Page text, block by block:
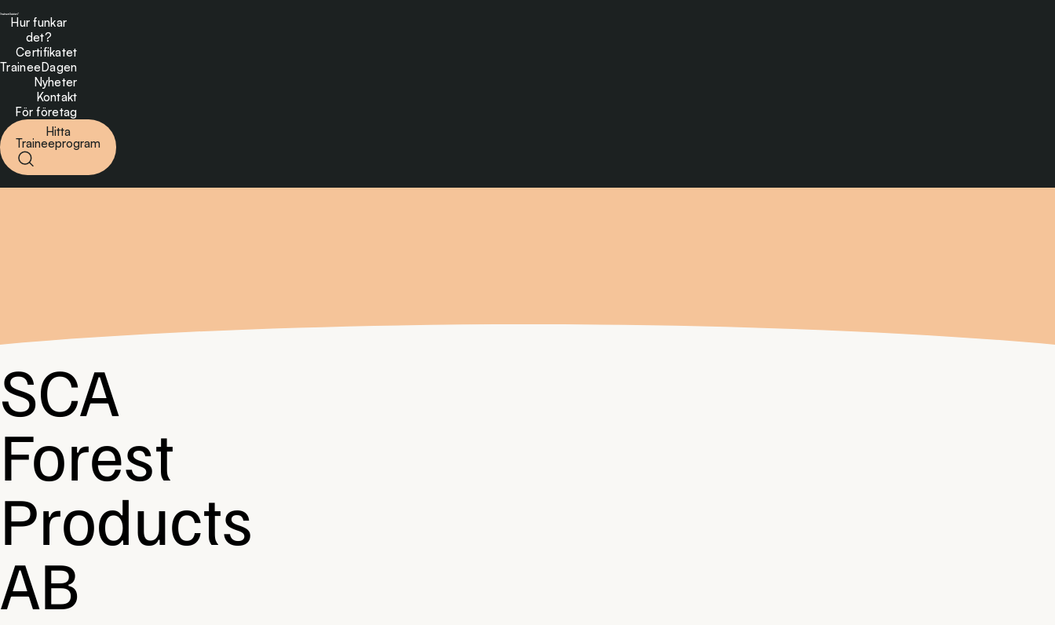
Hur funkar
det?
Certifikatet
TraineeDagen
Nyheter
Kontakt
För företag
Hitta
Traineeprogram
SCA
Forest
Products
AB